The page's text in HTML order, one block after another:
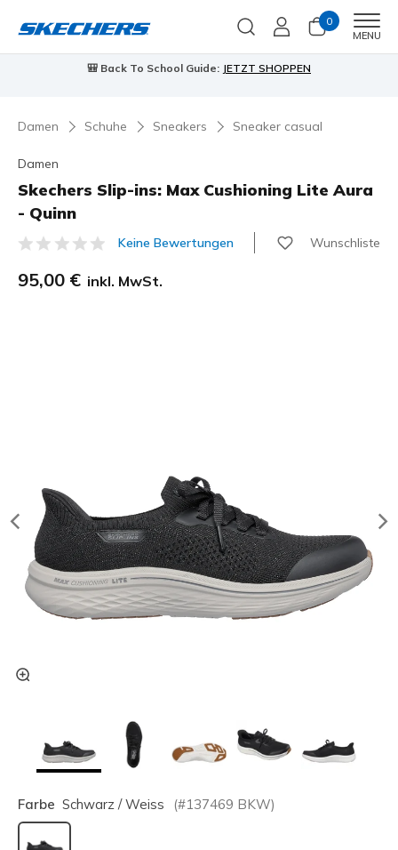
0
MENU
🎒 Back To School Guide: JETZT SHOPPEN
Damen Schuhe Sneakers Sneaker casual
Damen
Skechers Slip-ins: Max Cushioning Lite Aura
- Quinn
5 von 5 Kundenbewertungen
Keine Bewertungen Wunschliste
95,00 € inkl. MwSt.
Farbe Schwarz / Weiss (#137469 BKW)